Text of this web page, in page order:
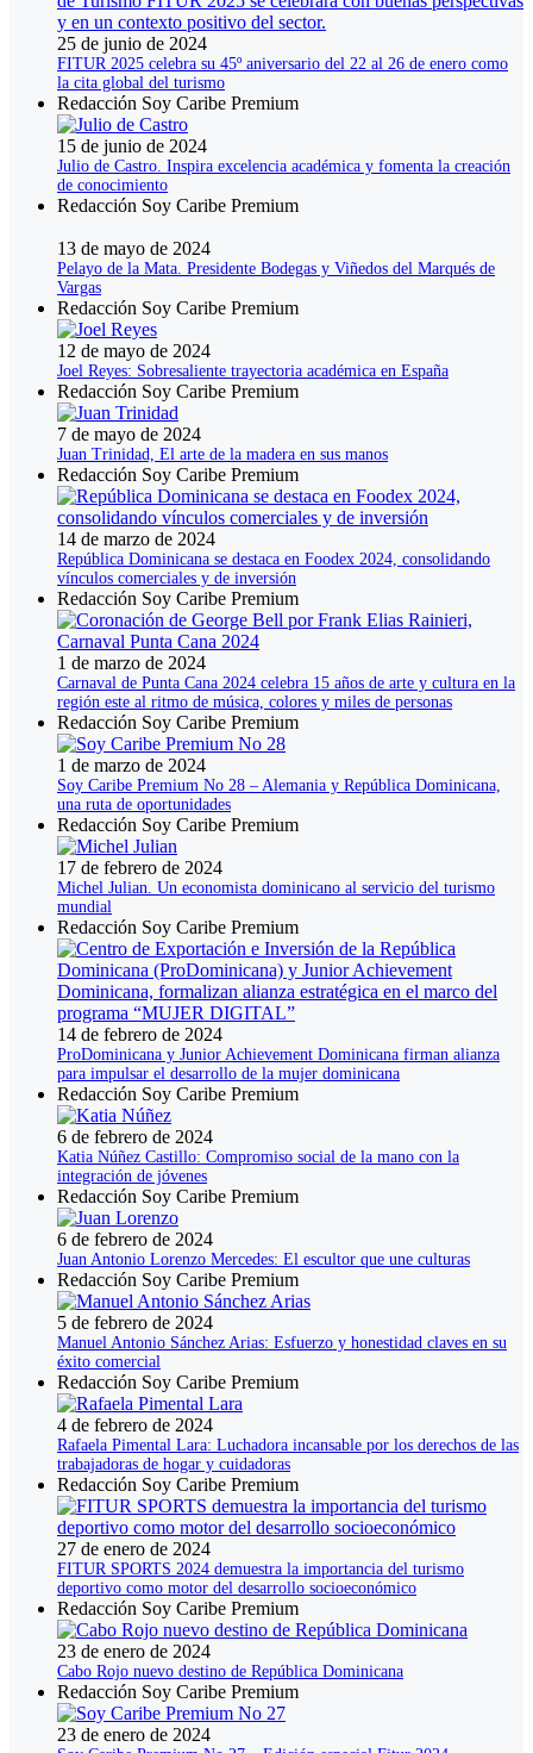
25 de junio de 2024
FITUR 2025 celebra su 45º aniversario del 22 al 26 de enero como
la cita global del turismo
Redacción Soy Caribe Premium
15 de junio de 2024
Julio de Castro. Inspira excelencia académica y fomenta la creación
de conocimiento
Redacción Soy Caribe Premium
13 de mayo de 2024
Pelayo de la Mata. Presidente Bodegas y Viñedos del Marqués de
Vargas
Redacción Soy Caribe Premium
12 de mayo de 2024
Joel Reyes: Sobresaliente trayectoria académica en España
Redacción Soy Caribe Premium
7 de mayo de 2024
Juan Trinidad, El arte de la madera en sus manos
Redacción Soy Caribe Premium
14 de marzo de 2024
República Dominicana se destaca en Foodex 2024, consolidando
vínculos comerciales y de inversión
Redacción Soy Caribe Premium
1 de marzo de 2024
Carnaval de Punta Cana 2024 celebra 15 años de arte y cultura en la
región este al ritmo de música, colores y miles de personas
Redacción Soy Caribe Premium
1 de marzo de 2024
Soy Caribe Premium No 28 – Alemania y República Dominicana,
una ruta de oportunidades
Redacción Soy Caribe Premium
17 de febrero de 2024
Michel Julian. Un economista dominicano al servicio del turismo
mundial
Redacción Soy Caribe Premium
14 de febrero de 2024
ProDominicana y Junior Achievement Dominicana firman alianza
para impulsar el desarrollo de la mujer dominicana
Redacción Soy Caribe Premium
6 de febrero de 2024
Katia Núñez Castillo: Compromiso social de la mano con la
integración de jóvenes
Redacción Soy Caribe Premium
6 de febrero de 2024
Juan Antonio Lorenzo Mercedes: El escultor que une culturas
Redacción Soy Caribe Premium
5 de febrero de 2024
Manuel Antonio Sánchez Arias: Esfuerzo y honestidad claves en su
éxito comercial
Redacción Soy Caribe Premium
4 de febrero de 2024
Rafaela Pimental Lara: Luchadora incansable por los derechos de las
trabajadoras de hogar y cuidadoras
Redacción Soy Caribe Premium
27 de enero de 2024
FITUR SPORTS 2024 demuestra la importancia del turismo
deportivo como motor del desarrollo socioeconómico
Redacción Soy Caribe Premium
23 de enero de 2024
Cabo Rojo nuevo destino de República Dominicana
Redacción Soy Caribe Premium
23 de enero de 2024